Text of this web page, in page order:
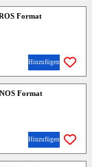
Format
Hinzufügen
Format
Hinzufügen